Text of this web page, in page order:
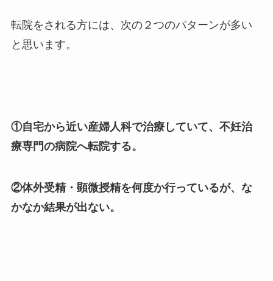
転院をされる方には、次の２つのパターンが多い
と思います。
①自宅から近い産婦人科で治療していて、不妊治
療専門の病院へ転院する。
②体外受精・顕微授精を何度か行っているが、な
かなか結果が出ない。